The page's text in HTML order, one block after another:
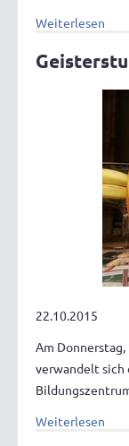
Weiterlesen
22.10.2015
Am
verwandelt sich
Weiterlesen